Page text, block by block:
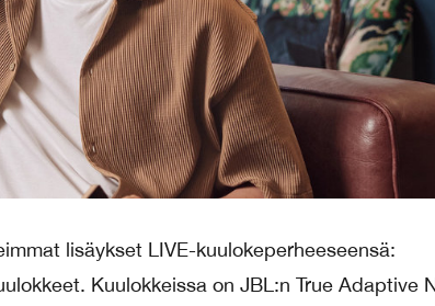
lisäykset LIVE-kuulokeperheeseensä:
Kuulokkeissa on JBL:n True Adaptive